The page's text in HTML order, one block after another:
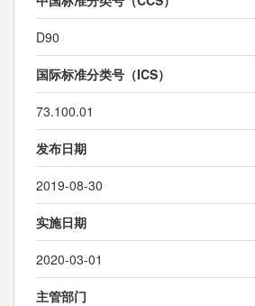
D90
国际标准分类号（ICS）
73.100.01
发布日期
2019-08-30
实施日期
2020-03-01
主管部门